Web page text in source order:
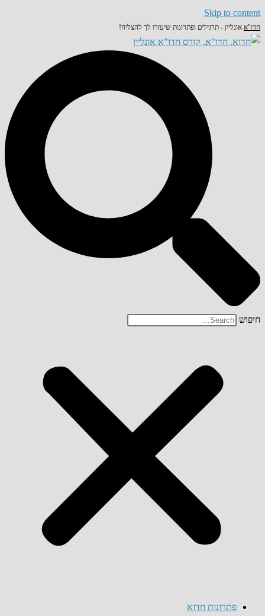
Skip to content
חדו"א אונליין - תרגילים ופתרונות שיעזרו לך להצליח!
חיפוש
פתרונות חדוא